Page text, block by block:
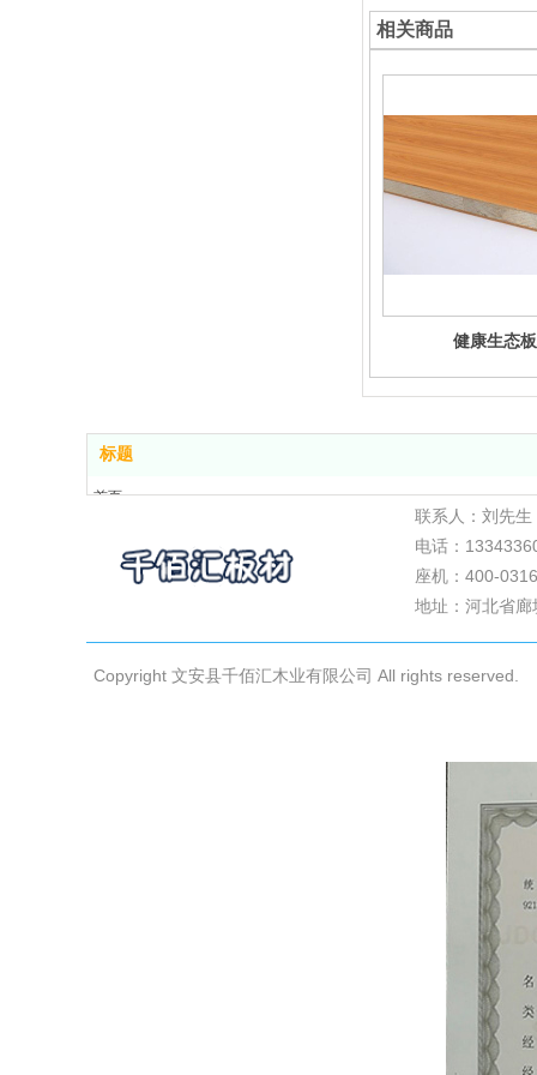
相关商品
健康生态
标题
首页
关于我们
案例展示
联系我们
Copyright 文安县千佰汇木业有限公司 All rights reserved.
联系人：刘先生
电话：
座机：400-
地址：河北省